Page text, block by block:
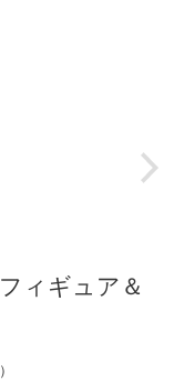
ィギュア＆